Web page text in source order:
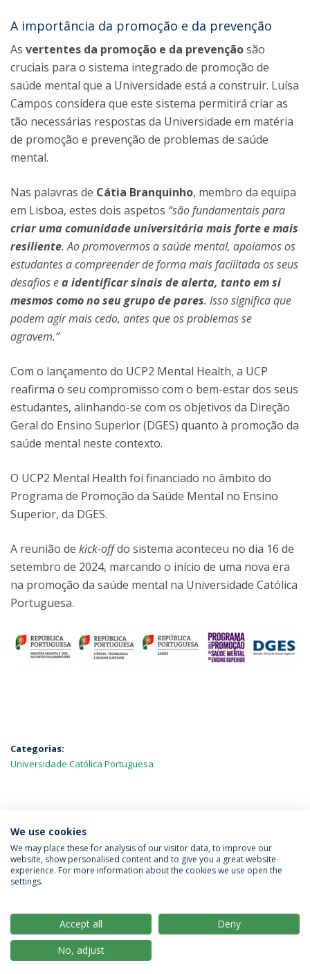
A importância da promoção e da prevenção
As vertentes da promoção e da prevençãosão
cruciais para o sistema integrado de promoção de
saúde mental que a Universidade está a construir. Luísa
Campos considera que este sistema permitirá criar as
tão necessárias respostas da Universidade em matéria
de promoção e prevenção de problemas de saúde
mental.
Nas palavras de Cátia Branquinho, membro da equipa
em Lisboa, estes dois aspetos “são fundamentais para
criar uma comunidade universitária mais forte e mais
resiliente. Ao promovermos a saúde mental, apoiamos os
estudantes a compreender de forma mais facilitada os seus
desafios ea identificar sinais de alerta, tanto em si
mesmos como no seu grupo de pares. Isso significa que
podem agir mais cedo, antes que os problemas se
agravem.”
Com o lançamento do UCP2 Mental Health, a UCP
reafirma o seu compromisso com o bem-estar dos seus
estudantes, alinhando-se com os objetivos da Direção
Geral do Ensino Superior (DGES) quanto à promoção da
saúde mental neste contexto.
O UCP2 Mental Health foi financiado no âmbito do
Programa de Promoção da Saúde Mental no Ensino
Superior, da DGES.
A reunião de kick-offdo sistema aconteceu no dia 16 de
setembro de 2024, marcando o início de uma nova era
na promoção da saúde mental na Universidade Católica
Portuguesa.
Categorias:
Universidade Católica Portuguesa
MAIS NOTÍCIAS
Política de Privacidade
Termos & Condições
© 2026 Universidade Católica Portuguesa
We use cookies
We may place these for analysis of our visitor data, to improve our
website, show personalised content and to give you a great website
experience. For more information about the cookies we use open the
settings.
Accept all
Deny
No, adjust